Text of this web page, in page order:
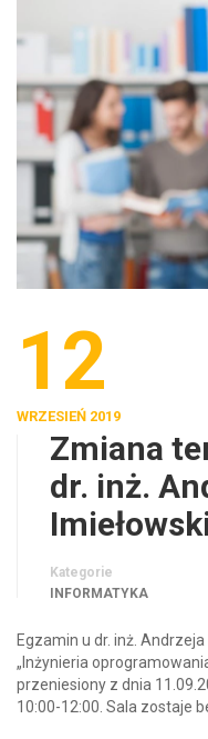
12
WRZESIEŃ 2019
Zmiana
dr. inż.
Kategorie
INFORMATYKA
Egzamin u dr. inż.
„Inżynieria
przeniesiony z dnia
10:00-12:00. Sala zostaje